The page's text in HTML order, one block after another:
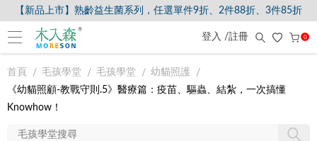
【新品上市】熟齡益生菌系列，任選單件9折、2件88折、3件85折
登入 /註冊 0
首頁 毛孩學堂 毛孩學堂
幼貓照護
《幼貓照顧-教戰守則.5》醫療篇：疫苗、驅蟲、結紮，一次搞懂
Knowhow！